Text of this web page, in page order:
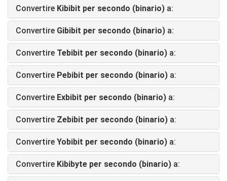
Convertire Kibibit per secondo (binario) a:
Convertire Gibibit per secondo (binario) a:
Convertire Tebibit per secondo (binario) a:
Convertire Pebibit per secondo (binario) a:
Convertire Exbibit per secondo (binario) a:
Convertire Zebibit per secondo (binario) a:
Convertire Yobibit per secondo (binario) a:
Convertire Kibibyte per secondo (binario) a: